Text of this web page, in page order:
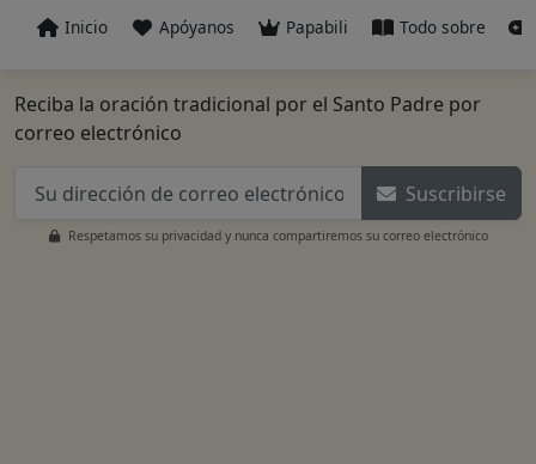
Inicio Apóyanos Papabili Todo sobre
Reciba la oración tradicional por el Santo Padre por
correo electrónico
Suscribirse
Respetamos su privacidad y nunca compartiremos su correo electrónico